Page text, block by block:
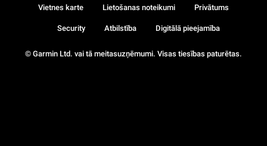
© Garmin Ltd. vai tā meitasuzņēmumi. Visas tiesības paturētas.
Vietnes karte Lietošanas noteikumi Privātums
Security Atbilstība Digitālā pieejamība